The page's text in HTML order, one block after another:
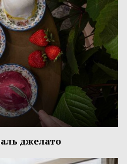
джелато